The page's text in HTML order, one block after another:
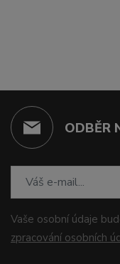
ODBĚR
Vaše osobní údaje
zpracování osobních